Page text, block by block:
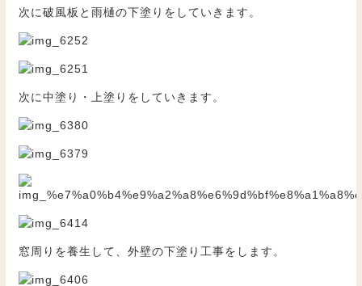
次に破風板と雨樋の下塗りをしていきます。
次に中塗り・上塗りをしていきます。
窓周りを養生して、外壁の下塗り工事をします。